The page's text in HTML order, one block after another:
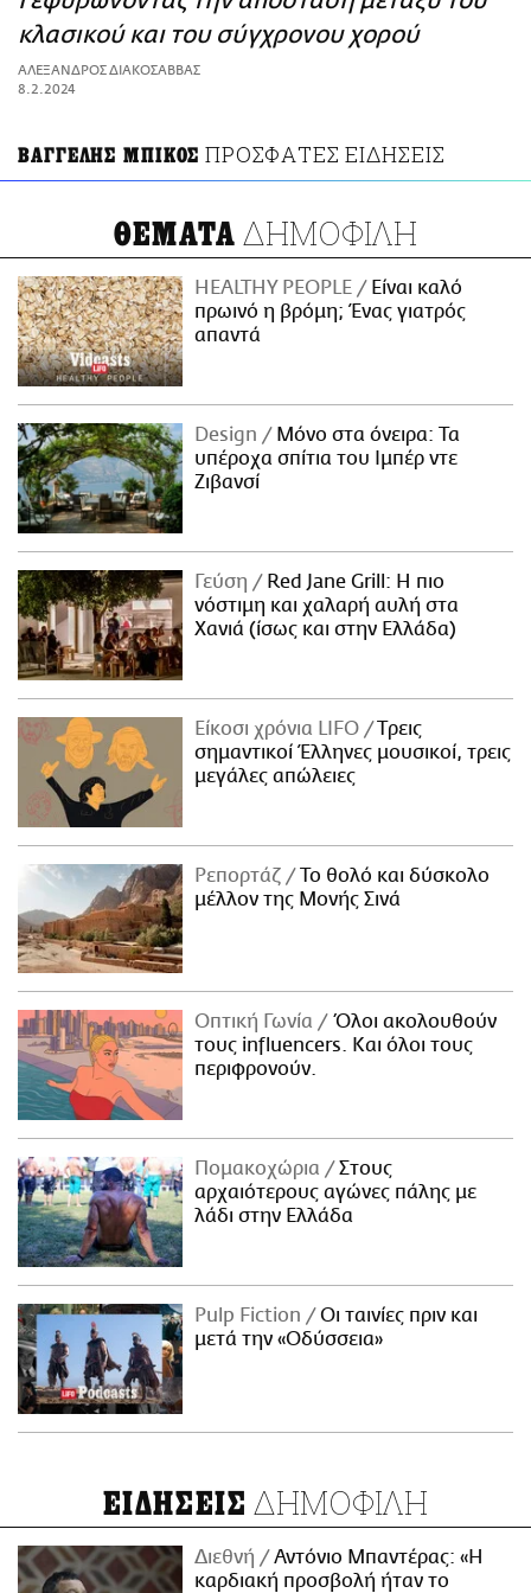
ΑΜΠΑ
PRINT
κλασικού και του σύγχρονου χορού
ΑΛΕΞΑΝΔΡΟΣ ΔΙΑΚΟΣΑΒΒΑΣ
8.2.2024
ΒΑΓΓΕΛΗΣ ΜΠΙΚΟΣ ΠΡΟΣΦΑΤΕΣ ΕΙΔΗΣΕΙΣ
ΘΕΜΑΤΑ ΔΗΜΟΦΙΛΗ
HEALTHY PEOPLE
Είναι καλό
πρωινό η βρόμη; Ένας γιατρός
απαντά
Design
Μόνο στα όνειρα: Τα
υπέροχα σπίτια του Ιμπέρ ντε
Ζιβανσί
Γεύση
Red Jane Grill: Η πιο
νόστιμη και χαλαρή αυλή στα
Χανιά (ίσως και στην Ελλάδα)
Είκοσι χρόνια LIFO
Tρεις
σημαντικοί Έλληνες μουσικοί, τρεις
μεγάλες απώλειες
Ρεπορτάζ
Το θολό και δύσκολο
μέλλον της Μονής Σινά
Οπτική Γωνία
Όλοι ακολουθούν
τους influencers. Και όλοι τους
περιφρονούν.
Πομακοχώρια
Στους
αρχαιότερους αγώνες πάλης με
λάδι στην Ελλάδα
Pulp Fiction
Οι ταινίες πριν και
μετά την «Οδύσσεια»
ΕΙΔΗΣΕΙΣ ΔΗΜΟΦΙΛΗ
Διεθνή
Αντόνιο Μπαντέρας: «Η
καρδιακή προσβολή ήταν το